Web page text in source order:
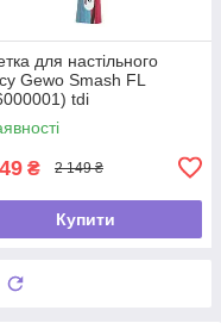
для настільного
Gewo Smash FL
tdi
₴ 2 149 ₴
Купити